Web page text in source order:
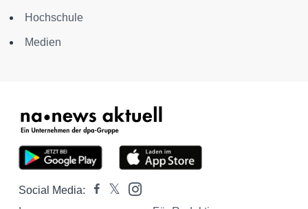
Hochschule
Medien
Social Media: